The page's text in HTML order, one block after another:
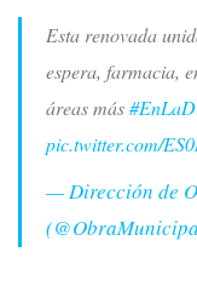
Esta renovada
espera, farmacia,
áreas más
pic.twitter.com/
— Dirección de